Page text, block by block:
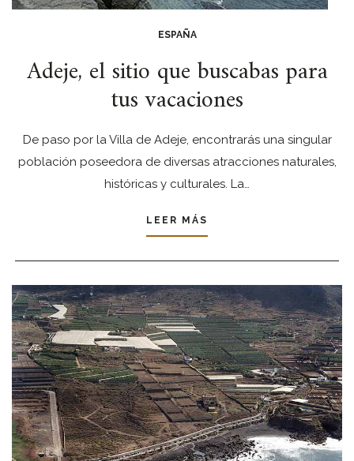
ESPAÑA
Adeje, el sitio que buscabas para
tus vacaciones
De paso por la Villa de Adeje, encontrarás una singular
población poseedora de diversas atracciones naturales,
históricas y culturales. La…
LEER MÁS